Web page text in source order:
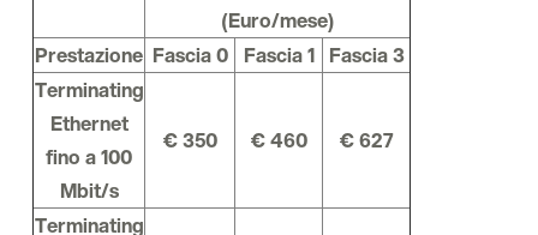
(Euro/mese)
Prestazione Fascia 0 Fascia 1 Fascia 3
Terminating
Ethernet
fino a 100
Mbit/s
€ 350 € 460 € 627
Terminating